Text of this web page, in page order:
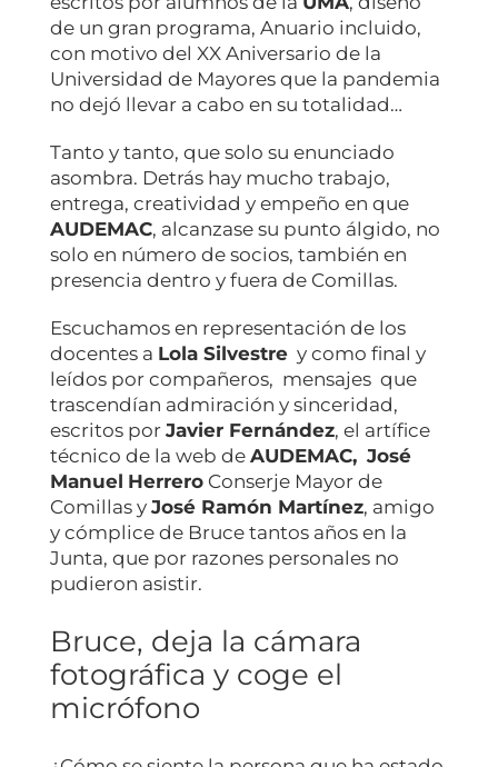
de un gran programa, Anuario incluido,
con motivo del XX Aniversario de la
Universidad de Mayores que la pandemia
no dejó llevar a cabo en su totalidad…
Tanto y tanto, que solo su enunciado
asombra. Detrás hay mucho trabajo,
entrega, creatividad y empeño en que
AUDEMAC, alcanzase su punto álgido, no
solo en número de socios, también en
presencia dentro y fuera de Comillas.
Escuchamos en representación de los
docentes a Lola Silvestrey como final y
leídos por compañeros, mensajes que
trascendían admiración y sinceridad,
escritos por Javier Fernández, el artífice
técnico de la web de AUDEMAC, José
Manuel HerreroConserje Mayor de
Comillas y José Ramón Martínez, amigo
y cómplice de Bruce tantos años en la
Junta, que por razones personales no
pudieron asistir.
Bruce, deja la cámara
fotográfica y coge el
micrófono